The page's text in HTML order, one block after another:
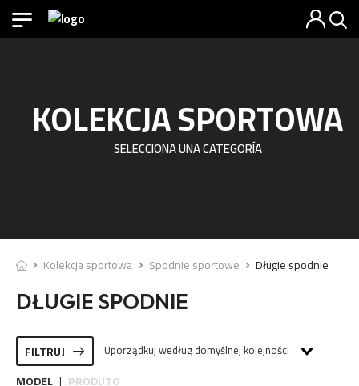
KOLEKCJA SPORTOWA
SELECCIONA UNA CATEGORÍA
Kolekcja sportowa Spodnie sportowe Długie spodnie
DŁUGIE SPODNIE
FILTRUJ Uporządkuj według domyślnej kolejności
MODEL | PRODUTO